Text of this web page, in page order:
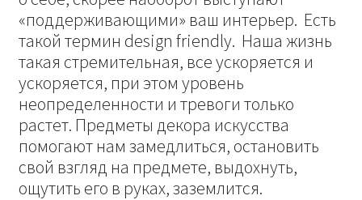
«поддерживающими» ваш интерьер. Есть
такой термин design friendly. Наша жизнь
такая стремительная, все ускоряется и
ускоряется, при этом уровень
неопределенности и тревоги только
растет. Предметы декора искусства
помогают нам замедлиться, остановить
свой взгляд на предмете, выдохнуть,
ощутить его в руках, заземлится.